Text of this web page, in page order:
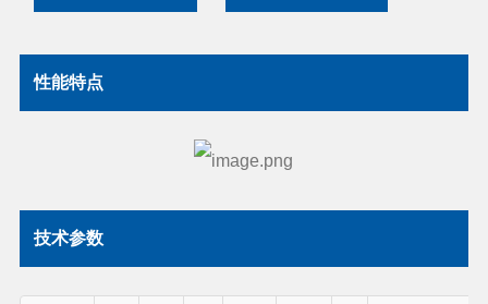
性能特点
技术参数